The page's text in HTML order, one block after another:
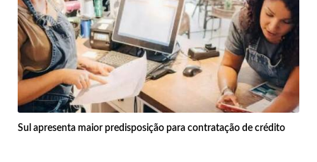
Sul apresenta maior predisposição para contratação de crédito